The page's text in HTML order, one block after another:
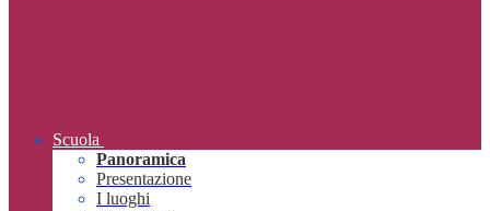
Scuola
Panoramica
Presentazione
I luoghi